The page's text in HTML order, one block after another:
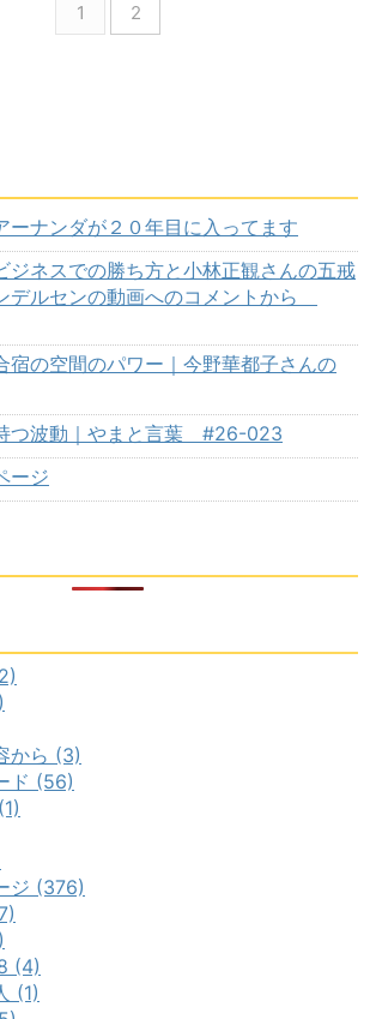
1 2
ーナンダが２０年目に入ってます
ジネスでの勝ち方と小林正観さんの五戒
デルセンの動画へのコメントから
宿の空間のパワー｜今野華都子さんの
つ波動｜やまと言葉 #26-023
ージ
から (3)
ド (56)
ジ (376)
(4)
(1)